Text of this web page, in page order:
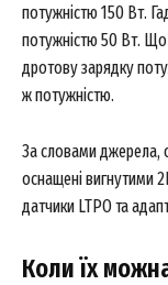
потужністю 150 Вт.
потужністю 50 Вт. Що
дротову зарядку
ж потужністю.
За словами джерела,
оснащені вигнутими
датчики LTPO та
Коли їх